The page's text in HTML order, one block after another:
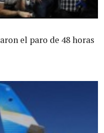
el paro de 48 horas